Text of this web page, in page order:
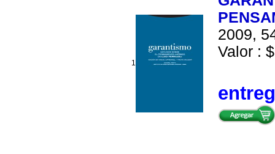
1
2009,
Valor :